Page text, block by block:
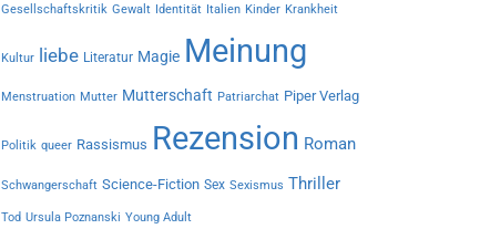
Gesellschaftskritik Gewalt Identität Italien Kinder Krankheit
Kultur liebe Literatur Magie Meinung
Menstruation Mutter Mutterschaft Patriarchat Piper Verlag
Politik queer Rassismus Rezension Roman
Schwangerschaft Science-Fiction Sex Sexismus Thriller
Tod Ursula Poznanski Young Adult